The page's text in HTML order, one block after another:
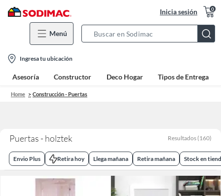
Inicia sesión 0
Menú
Bar
location-
icon
Ingresa tu ubicación
Asesoría Constructor Deco Hogar Tipos de Entrega
Home Construcción - Puertas
Puertas - holztek Resultados (160)
Envio Plus Retira hoy Llega mañana Retira mañana Stock en